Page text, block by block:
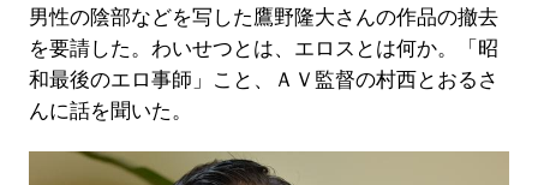
男性の陰部などを写した鷹野隆大さんの作品の撤去
を要請した。わいせつとは、エロスとは何か。「昭
和最後のエロ事師」こと、ＡＶ監督の村西とおるさ
んに話を聞いた。